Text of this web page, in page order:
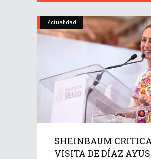
Actualidad
SHEINBAUM CRITICA
VISITA DE DÍAZ